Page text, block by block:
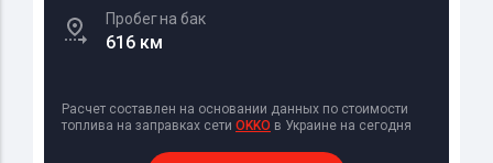
Пробег на бак
616 км
Расчет составлен на основании данных по стоимости
топлива на заправках сети OKKO в Украине на сегодня